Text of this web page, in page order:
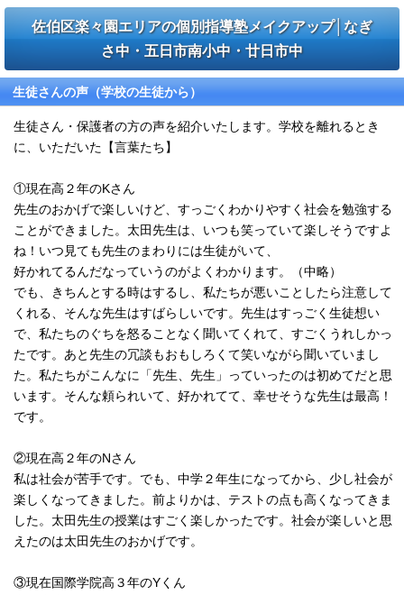
佐伯区楽々園エリアの個別指導塾メイクアップ│なぎ
さ中・五日市南小中・廿日市中
生徒さんの声（学校の生徒から）
生徒さん・保護者の方の声を紹介いたします。学校を離れるとき
に、いただいた【言葉たち】
①現在高２年のKさん
先生のおかげで楽しいけど、すっごくわかりやすく社会を勉強する
ことができました。太田先生は、いつも笑っていて楽しそうですよ
ね！いつ見ても先生のまわりには生徒がいて、
好かれてるんだなっていうのがよくわかります。（中略）
でも、きちんとする時はするし、私たちが悪いことしたら注意して
くれる、そんな先生はすばらしいです。先生はすっごく生徒想い
で、私たちのぐちを怒ることなく聞いてくれて、すごくうれしかっ
たです。あと先生の冗談もおもしろくて笑いながら聞いていまし
た。私たちがこんなに「先生、先生」っていったのは初めてだと思
います。そんな頼られいて、好かれてて、幸せそうな先生は最高！
です。
②現在高２年のNさん
私は社会が苦手です。でも、中学２年生になってから、少し社会が
楽しくなってきました。前よりかは、テストの点も高くなってきま
した。太田先生の授業はすごく楽しかったです。社会が楽しいと思
えたのは太田先生のおかげです。
③現在国際学院高３年のYくん